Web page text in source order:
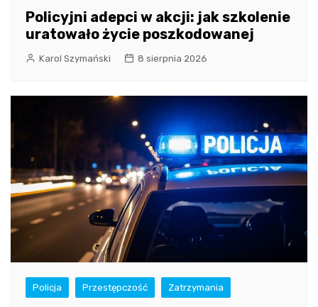
Policyjni adepci w akcji: jak szkolenie
uratowało życie poszkodowanej
Karol Szymański 8 sierpnia 2026
Policja Przestępczość Zatrzymania